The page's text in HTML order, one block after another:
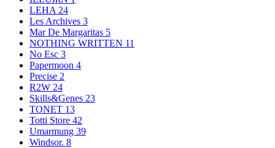
LEHA 24
Les Archives 3
Mar De Margaritas 5
NOTHING WRITTEN 11
No Esc 3
Papermoon 4
Precise 2
R2W 24
Skills&Genes 23
TONET 13
Totti Store 42
Umarmung 39
Windsor. 8